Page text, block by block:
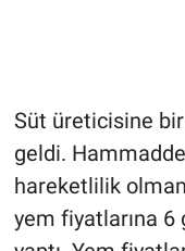
Süt üreticisine bir
geldi.
hareketlilik
yem fiyatlarına